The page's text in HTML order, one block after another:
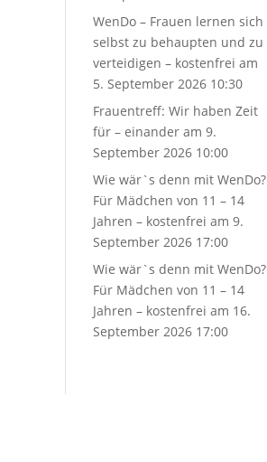
WenDo – Frauen lernen sich
selbst zu behaupten und zu
verteidigen – kostenfrei am
5. September 2026 10:30
Frauentreff: Wir haben Zeit
für – einander am 9.
September 2026 10:00
Wie wär`s denn mit WenDo?
Für Mädchen von 11 – 14
Jahren – kostenfrei am 9.
September 2026 17:00
Wie wär`s denn mit WenDo?
Für Mädchen von 11 – 14
Jahren – kostenfrei am 16.
September 2026 17:00